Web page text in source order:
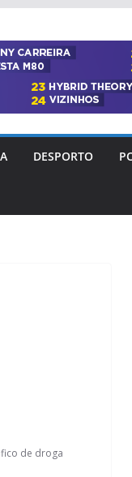
DESPORTO
de droga